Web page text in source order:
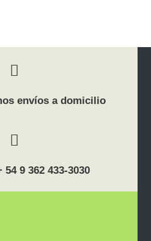
envíos a domicilio
54 9 362 433-3030